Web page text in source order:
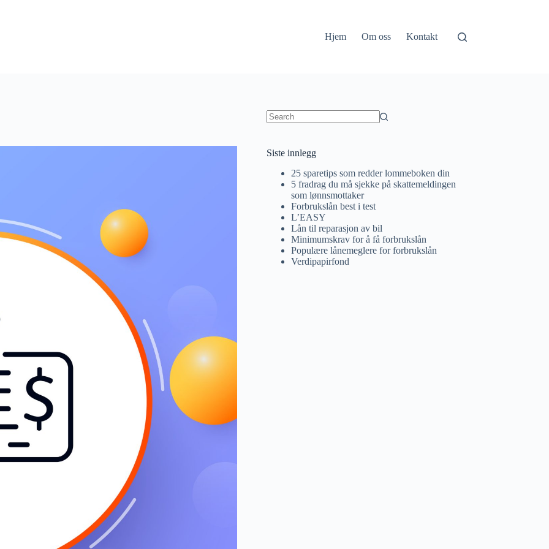
Hjem
Om oss Kontakt
Siste innlegg
25 sparetips som redder lommeboken din
5 fradrag du må sjekke på skattemeldingen
som lønnsmottaker
Forbrukslån best i test
L’EASY
Lån til reparasjon av bil
Minimumskrav for å få forbrukslån
Populære lånemeglere for forbrukslån
Verdipapirfond